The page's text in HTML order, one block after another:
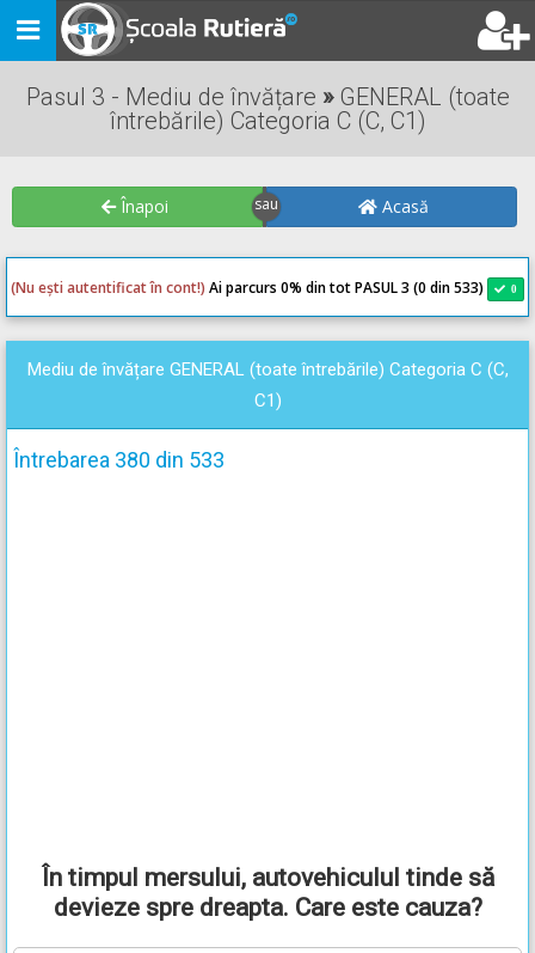
Toggle
navigation
Pasul 3 - Mediu de învățare »GENERAL (toate
întrebările) Categoria C (C, C1)
Înapoi Acasă
(Nu ești autentificat în cont!) Ai parcurs 0% din tot PASUL 3 (0 din 533) 0
Mediu de învățare GENERAL (toate întrebările) Categoria C (C,
C1)
Întrebarea 380 din 533
În timpul mersului, autovehiculul tinde să
devieze spre dreapta. Care este cauza?